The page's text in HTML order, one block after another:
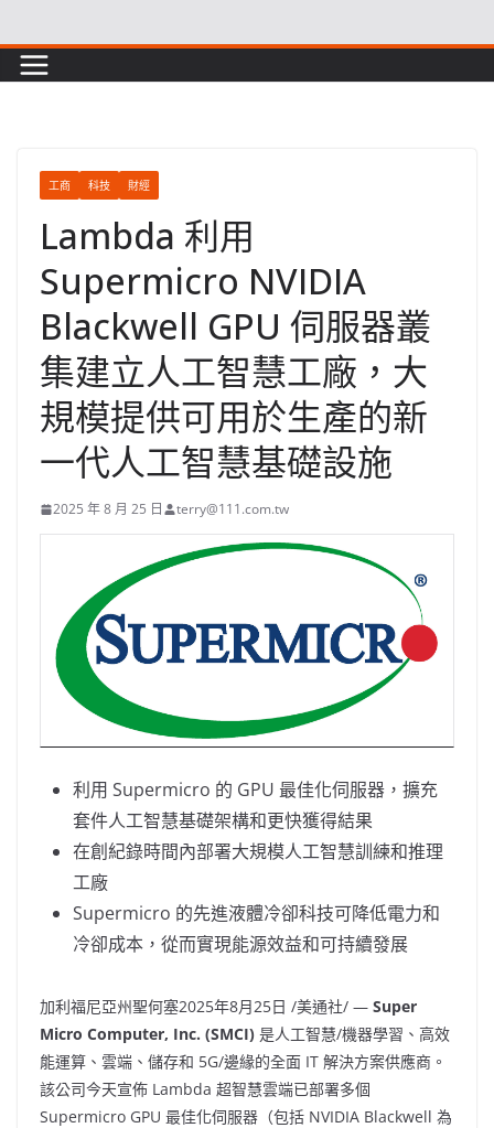
to
content
工商 科技 財經
Lambda 利用
Supermicro NVIDIA
Blackwell GPU 伺服器叢
集建立人工智慧工廠，大
規模提供可用於生產的新
一代人工智慧基礎設施
2025 年 8 月 25 日 terry@111.com.tw
利用 Supermicro 的 GPU 最佳化伺服器，擴充
套件人工智慧基礎架構和更快獲得結果
在創紀錄時間內部署大規模人工智慧訓練和推理
工廠
Supermicro 的先進液體冷卻科技可降低電力和
冷卻成本，從而實現能源效益和可持續發展
加利福尼亞州聖何塞2025年8月25日 /美通社/ — Super
Micro Computer, Inc. (SMCI) 是人工智慧/機器學習、高效
能運算、雲端、儲存和 5G/邊緣的全面 IT 解決方案供應商。
該公司今天宣佈 Lambda 超智慧雲端已部署多個
Supermicro GPU 最佳化伺服器（包括 NVIDIA Blackwell 為